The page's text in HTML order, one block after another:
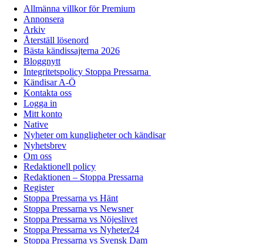
Allmänna villkor för Premium
Annonsera
Arkiv
Återställ lösenord
Bästa kändissajterna 2026
Bloggnytt
Integritetspolicy Stoppa Pressarna
Kändisar A-Ö
Kontakta oss
Logga in
Mitt konto
Native
Nyheter om kungligheter och kändisar
Nyhetsbrev
Om oss
Redaktionell policy
Redaktionen – Stoppa Pressarna
Register
Stoppa Pressarna vs Hänt
Stoppa Pressarna vs Newsner
Stoppa Pressarna vs Nöjeslivet
Stoppa Pressarna vs Nyheter24
Stoppa Pressarna vs Svensk Dam